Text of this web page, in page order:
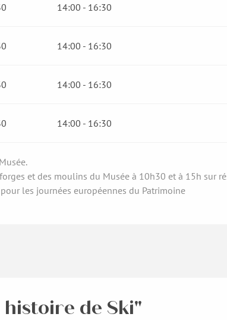
14:00 - 16:30
14:00 - 16:30
14:00 - 16:30
14:00 - 16:30
et des moulins du Musée à 10h30 et à 15h sur
les journées européennes du Patrimoine
de Ski"